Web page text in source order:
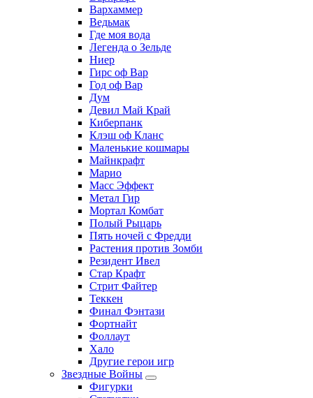
Вархаммер
Ведьмак
Где моя вода
Легенда о Зельде
Ниер
Гирс оф Вар
Год оф Вар
Дум
Девил Май Край
Киберпанк
Клэш оф Кланс
Маленькие кошмары
Майнкрафт
Марио
Масс Эффект
Метал Гир
Мортал Комбат
Полый Рыцарь
Пять ночей с Фредди
Растения против Зомби
Резидент Ивел
Стар Крафт
Стрит Файтер
Теккен
Финал Фэнтази
Фортнайт
Фоллаут
Хало
Другие герои игр
Звездные Войны
Фигурки